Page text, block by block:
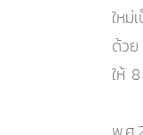
ใหม่
ด้วย
ให้